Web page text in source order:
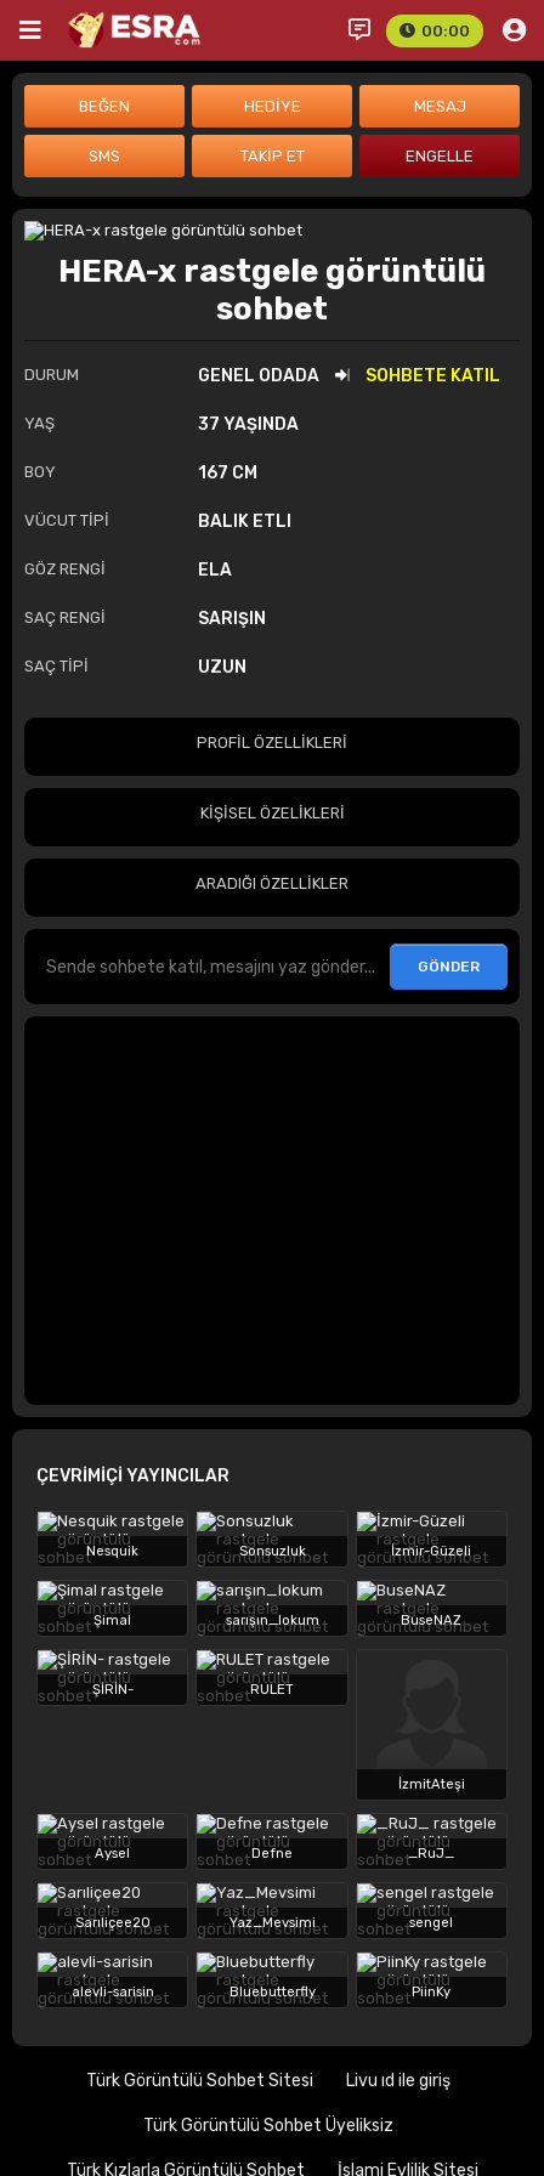
00:00
HERA-x rastgele görüntülü
sohbet
DURUM GENEL ODADA SOHBETE KATIL
YAŞ 37 YAŞINDA
BOY 167 CM
VÜCUT TİPİ BALIK ETLI
GÖZ RENGİ ELA
SAÇ RENGİ SARIŞIN
SAÇ TİPİ UZUN
PROFİL ÖZELLİKLERİ
KİŞİSEL ÖZELİKLERİ
ARADIĞI ÖZELLİKLER
ÇEVRİMİÇİ YAYINCILAR
Nesquik Sonsuzluk İzmir-Güzeli
Şimal sarışın_lokum BuseNAZ
ŞİRİN- RULET
İzmitAteşi
Aysel Defne _RuJ_
Sarıliçee20 Yaz_Mevsimi sengel
alevli-sarisin Bluebutterfly PiinKy
Türk Görüntülü Sohbet Sitesi Livu ıd ile giriş
Türk Görüntülü Sohbet Üyeliksiz
Türk Kızlarla Görüntülü Sohbet İslami Evlilik Sitesi